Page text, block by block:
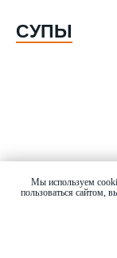
СУПЫ
ГОРЯЧИЕ
Продолжая
обработки
Мы используем
пользоваться сайтом,